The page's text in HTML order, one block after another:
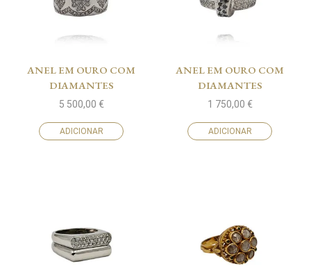
ANEL EM OURO COM
DIAMANTES
5 500,00 €
ADICIONAR
ANEL EM OURO COM
DIAMANTES
1 750,00 €
ADICIONAR